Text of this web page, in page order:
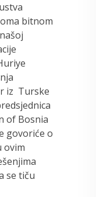
bitnom
iz Turske
of Bosnia
govoriće o
ovim
se tiču